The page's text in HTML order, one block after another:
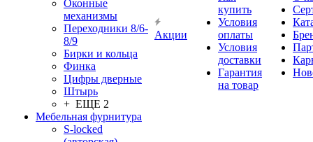
Оконные
механизмы
Переходники 8/6-
8/9
Бирки и кольца
Финка
Цифры дверные
Штырь
+ ЕЩЕ 2
Мебельная фурнитура
S-locked
Акции
купить
Условия
оплаты
Условия
доставки
Гарантия
на товар